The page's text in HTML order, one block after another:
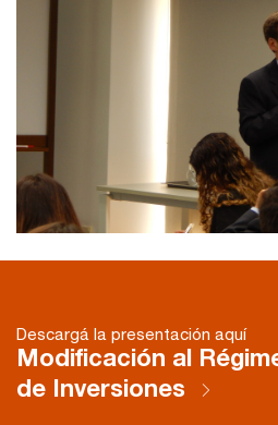
Descargá la presentación aquí
Modificación al
de Inversiones